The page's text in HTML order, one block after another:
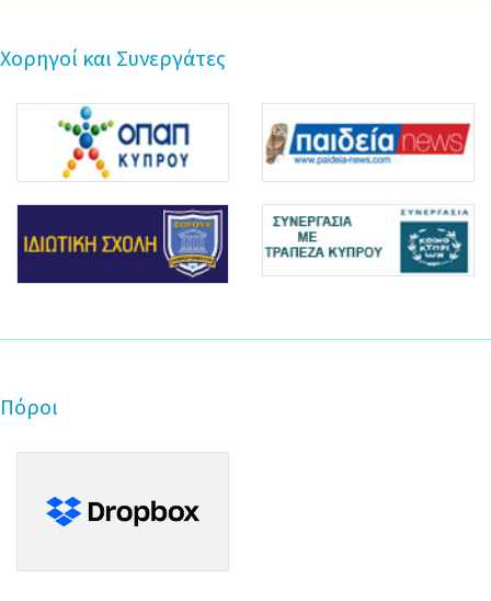
Χορηγοί και Συνεργάτες
Πόροι